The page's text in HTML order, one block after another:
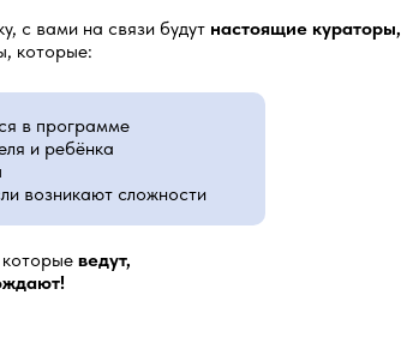
ведут,
в программе
и ребёнка
возникают сложности
с вами на связи будут настоящие кураторы,
которые: